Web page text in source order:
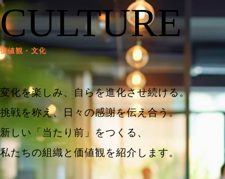
価値観・文化
CULTURE
変化を楽しみ、自らを進化させ続ける。
挑戦を称え、日々の感謝を伝え合う。
新しい「当たり前」をつくる、
私たちの組織と価値観を紹介します。